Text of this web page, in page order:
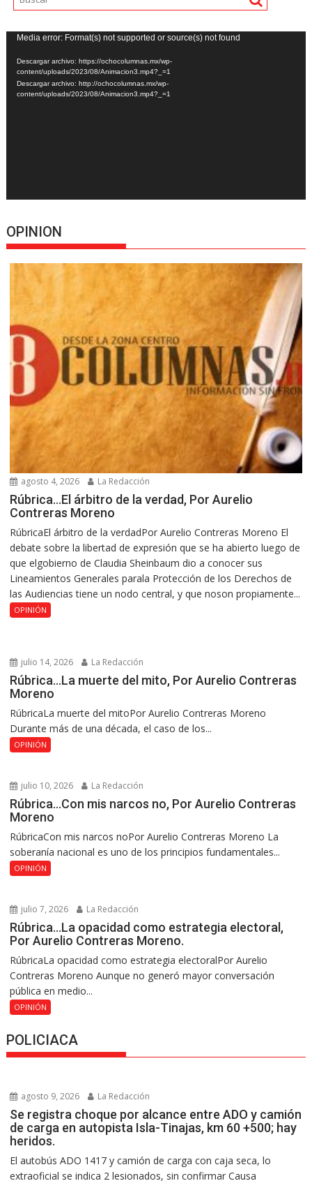
Reproductor
de
vídeo
Media error: Format(s) not supported or source(s) not found
Descargar archivo: https://ochocolumnas.mx/wp-
content/uploads/2023/08/Animacion3.mp4?_=1
Descargar archivo: http://ochocolumnas.mx/wp-
content/uploads/2023/08/Animacion3.mp4?_=1
OPINION
agosto 4, 2026 La Redacción
Rúbrica…El árbitro de la verdad, Por Aurelio
Contreras Moreno
RúbricaEl árbitro de la verdadPor Aurelio Contreras Moreno El
debate sobre la libertad de expresión que se ha abierto luego de
que elgobierno de Claudia Sheinbaum dio a conocer sus
Lineamientos Generales parala Protección de los Derechos de
las Audiencias tiene un nodo central, y que noson propiamente...
OPINIÓN
julio 14, 2026 La Redacción
Rúbrica…La muerte del mito, Por Aurelio Contreras
Moreno
RúbricaLa muerte del mitoPor Aurelio Contreras Moreno
Durante más de una década, el caso de los...
OPINIÓN
julio 10, 2026 La Redacción
Rúbrica…Con mis narcos no, Por Aurelio Contreras
Moreno
RúbricaCon mis narcos noPor Aurelio Contreras Moreno La
soberanía nacional es uno de los principios fundamentales...
OPINIÓN
julio 7, 2026 La Redacción
Rúbrica…La opacidad como estrategia electoral,
Por Aurelio Contreras Moreno.
RúbricaLa opacidad como estrategia electoralPor Aurelio
Contreras Moreno Aunque no generó mayor conversación
pública en medio...
OPINIÓN
POLICIACA
agosto 9, 2026 La Redacción
Se registra choque por alcance entre ADO y camión
de carga en autopista Isla-Tinajas, km 60 +500; hay
heridos.
El autobús ADO 1417 y camión de carga con caja seca, lo
extraoficial se indica 2 lesionados, sin confirmar Causa